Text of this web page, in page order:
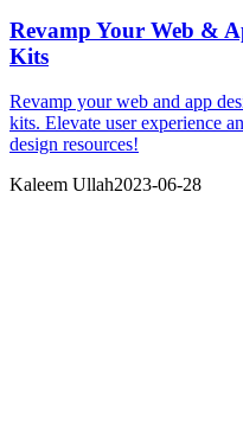
Revamp Your Web &
Kits
Revamp your web and app
kits. Elevate user experience
design resources!
Kaleem Ullah2023-06-28